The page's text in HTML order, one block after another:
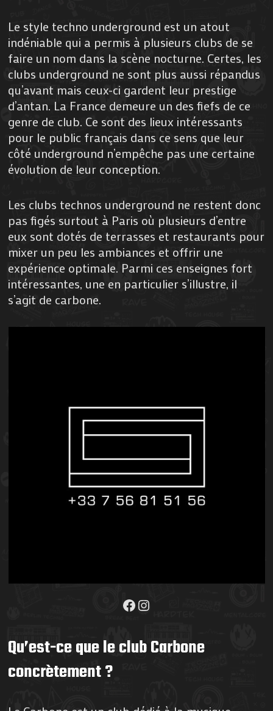
Le style techno underground est un atout
indéniable qui a permis à plusieurs clubs de se
faire un nom dans la scène nocturne. Certes, les
clubs underground ne sont plus aussi répandus
qu’avant mais ceux-ci gardent leur prestige
d’antan. La France demeure un des fiefs de ce
genre de club. Ce sont des lieux intéressants
pour le public français dans ce sens que leur
côté underground n’empêche pas une certaine
évolution de leur conception.
Les clubs technos underground ne restent donc
pas figés surtout à Paris où plusieurs d’entre
eux sont dotés de terrasses et restaurants pour
mixer un peu les ambiances et offrir une
expérience optimale. Parmi ces enseignes fort
intéressantes, une en particulier s’illustre, il
s’agit de carbone.
Facebook
Instagram
Qu’est-ce que le club Carbone
concrètement ?